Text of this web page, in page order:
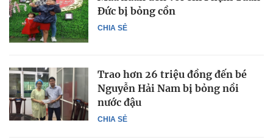
CHIA SẺ
Đức bị bỏng cồn
CHIA SẺ
Trao hơn 26 triệu đồng đến bé
Nguyễn Hải Nam bị bỏng nồi
nước đậu